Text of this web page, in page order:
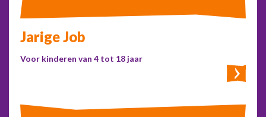
Jarige Job
Voor kinderen van 4 tot 18 jaar